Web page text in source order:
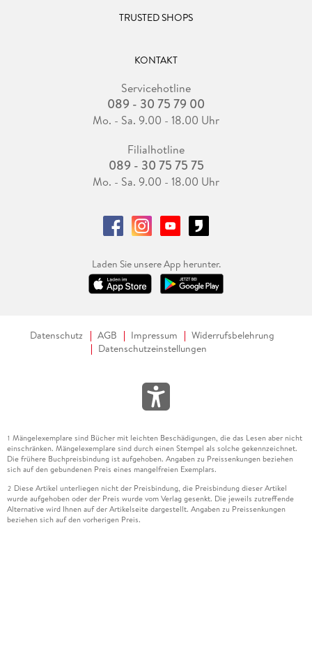
TRUSTED SHOPS
KONTAKT
Servicehotline
089 - 30 75 79 00
Mo. - Sa. 9.00 - 18.00 Uhr
Filialhotline
089 - 30 75 75 75
Mo. - Sa. 9.00 - 18.00 Uhr
Laden Sie unsere App herunter.
Datenschutz AGB Impressum
Widerrufsbelehrung
Datenschutzeinstellungen
1 Mängelexemplare sind Bücher mit leichten Beschädigungen, die das Lesen aber nicht
einschränken. Mängelexemplare sind durch einen Stempel als solche gekennzeichnet.
Die frühere Buchpreisbindung ist aufgehoben. Angaben zu Preissenkungen beziehen
sich auf den gebundenen Preis eines mangelfreien Exemplars.
2 Diese Artikel unterliegen nicht der Preisbindung, die Preisbindung dieser Artikel
wurde aufgehoben oder der Preis wurde vom Verlag gesenkt. Die jeweils zutreffende
Alternative wird Ihnen auf der Artikelseite dargestellt. Angaben zu Preissenkungen
beziehen sich auf den vorherigen Preis.